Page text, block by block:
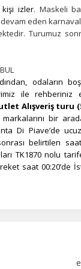
HER ZAMAN AKTIF
ve temel site
kullandığını
popüler olduğunu
yaşadığını
izler. Maskeli
eden
Turumuz
odaların
ile rehberiniz
Alışveriş turu
bir
Di Piave’de ucuz
belirtilen
TK1870 nolu
saat 00:20’de